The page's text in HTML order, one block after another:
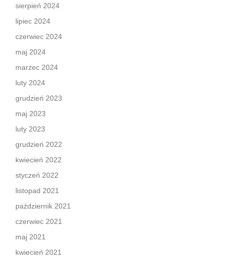
sierpień 2024
lipiec 2024
czerwiec 2024
maj 2024
marzec 2024
luty 2024
grudzień 2023
maj 2023
luty 2023
grudzień 2022
kwiecień 2022
styczeń 2022
listopad 2021
październik 2021
czerwiec 2021
maj 2021
kwiecień 2021